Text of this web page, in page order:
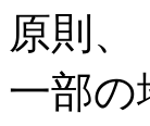
原則
一部